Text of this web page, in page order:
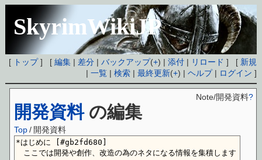
SkyrimWikiJP
[ トップ] [編集 | 差分 |バックアップ(+) |添付 | リロード ] [ 新規
|一覧 |検索 |最終更新(+) |ヘルプ| ログイン ]
開発資料の編集
Note/開発資料?
Top / 開発資料